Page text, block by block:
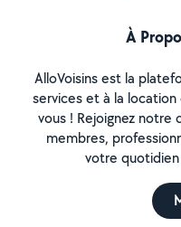
À
AlloVoisins est la
services et à la
vous ! Rejoignez notre
membres,
votre